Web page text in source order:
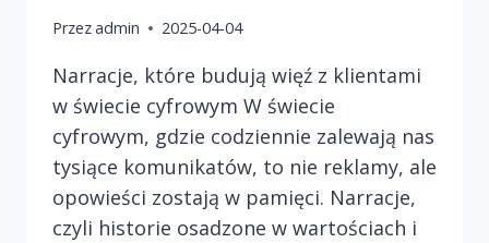
Przezadmin 2025-04-04
Narracje, które budują więź z klientami
w świecie cyfrowym W świecie
cyfrowym, gdzie codziennie zalewają nas
tysiące komunikatów, to nie reklamy, ale
opowieści zostają w pamięci. Narracje,
czyli historie osadzone w wartościach i